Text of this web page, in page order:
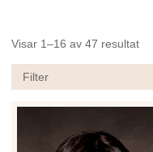
Visar 1–16 av 47 resultat
Filter